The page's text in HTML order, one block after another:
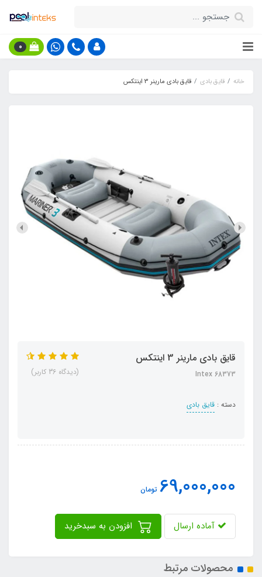
0
خانه قایق بادی قایق بادی مارینر 3 اینتکس
قایق بادی مارینر 3 اینتکس
Intex 68373
دسته : قایق بادی
(دیدگاه 36 کاربر)
69,000,000 تومان
آماده ارسال
محصولات مرتبط